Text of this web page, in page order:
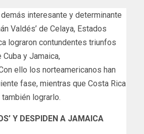
demás interesante y determinante
Valdés’ de Celaya, Estados
lograron contundentes triunfos
y Jamaica,
ello los norteamericanos han
fase, mientras que Costa Rica
lograrlo.
Y DESPIDEN A JAMAICA